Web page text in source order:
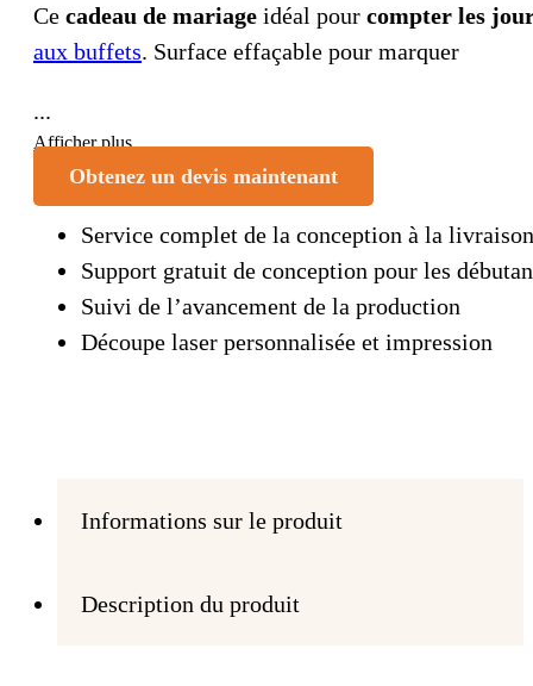
Ce cadeau de mariage idéal pour compter les
aux buffets. Surface effaçable pour marquer
...
Afficher plus
Obtenez un devis maintenant
Service complet de la conception à la livraison
Support gratuit de conception pour les
Suivi de l’avancement de la production
Découpe laser personnalisée et impression
Informations sur le produit
Description du produit